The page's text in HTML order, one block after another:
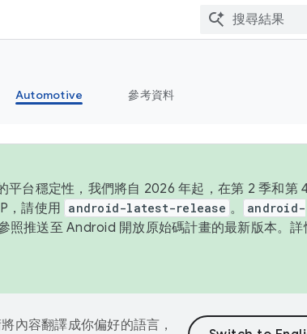
Automotive 參考資料
平台穩定性，我們將自 2026 年起，在第 2 季和第
，請使用 android-latest-release 。
android-
照推送至 Android 開放原始碼計畫的最新版本。詳
內容翻譯成你偏好的語言，